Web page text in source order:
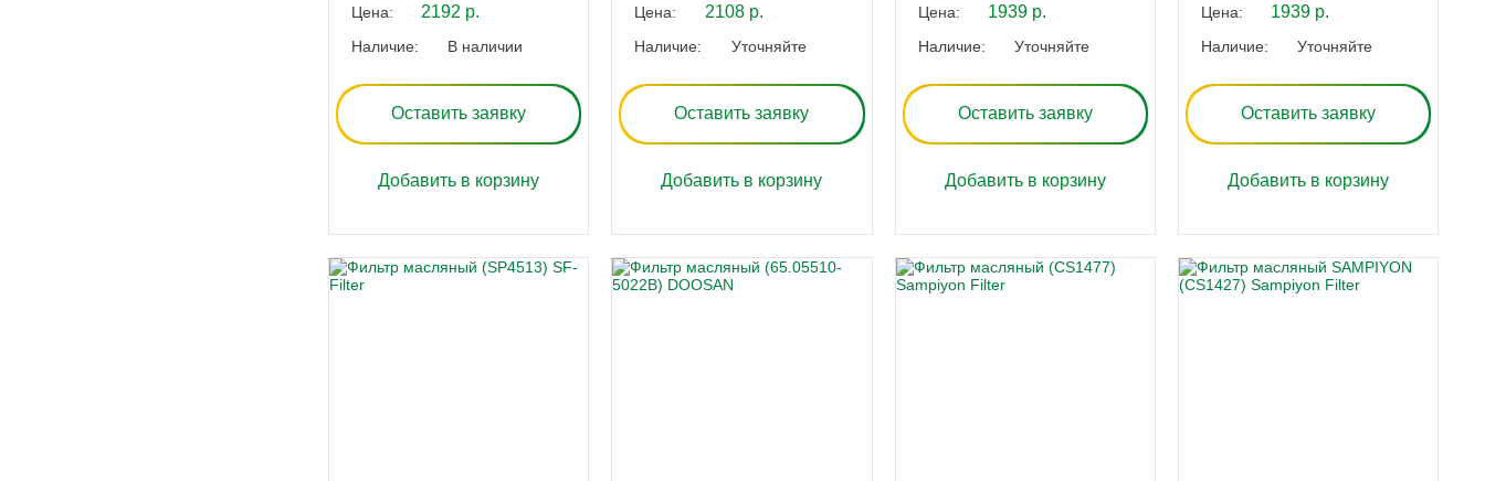
Цена: 2192 р.
Наличие: В наличии
Оставить заявку
Добавить в корзину
Цена: 2108 р.
Наличие: Уточняйте
Оставить заявку
Добавить в корзину
Цена: 1939 р.
Наличие: Уточняйте
Оставить заявку
Добавить в корзину
Цена: 1939 р.
Наличие: Уточняйте
Оставить заявку
Добавить в корзину